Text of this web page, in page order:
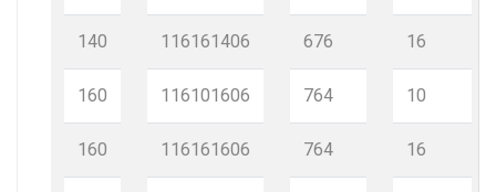
140
160
160
116161406
116101606
116161606
676
764
764
16
10
16